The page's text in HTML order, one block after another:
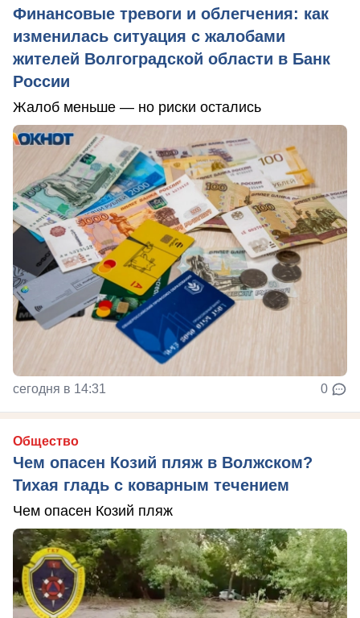
Финансовые тревоги и облегчения: как
изменилась ситуация с жалобами
жителей Волгоградской области в Банк
России
Жалоб меньше — но риски остались
сегодня в 14:31 0
Общество
Чем опасен Козий пляж в Волжском?
Тихая гладь с коварным течением
Чем опасен Козий пляж